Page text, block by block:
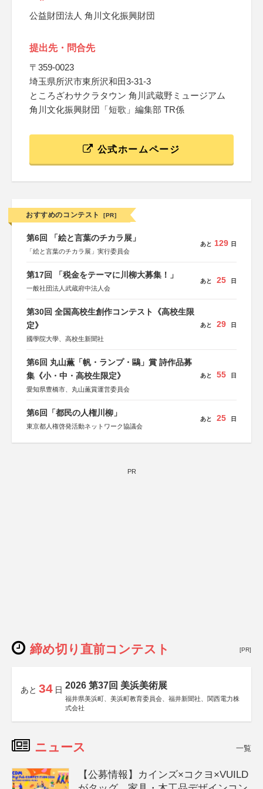
公益財団法人 角川文化振興財団
提出先・問合先
〒359-0023
埼玉県所沢市東所沢和田3-31-3
ところざわサクラタウン 角川武蔵野ミュージアム
角川文化振興財団「短歌」編集部 TR係
公式ホームページ
おすすめのコンテスト [PR]
第6回 「絵と言葉のチカラ展」
「絵と言葉のチカラ展」実行委員会
あと 129 日
第17回 「税金をテーマに川柳大募集！」
一般社団法人武蔵府中法人会
あと 25 日
第30回 全国高校生創作コンテスト《高校生限
定》
國學院大學、高校生新聞社
あと 29 日
第6回 丸山薫「帆・ランプ・鷗」賞 詩作品募
集《小・中・高校生限定》
愛知県豊橋市、丸山薫賞運営委員会
あと 55 日
第6回「都民の人権川柳」
東京都人権啓発活動ネットワーク協議会
あと 25 日
PR
締め切り直前コンテスト [PR]
あと 34 日 2026 第37回 美浜美術展
福井県美浜町、美浜町教育委員会、福井新聞社、関西電力株
式会社
ニュース 一覧
【公募情報】カインズ×コクヨ×VUILD